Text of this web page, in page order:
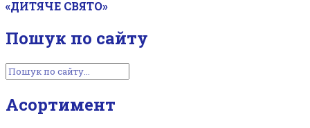
«ДИТЯЧЕ СВЯТО»
Пошук по сайту
Асортимент